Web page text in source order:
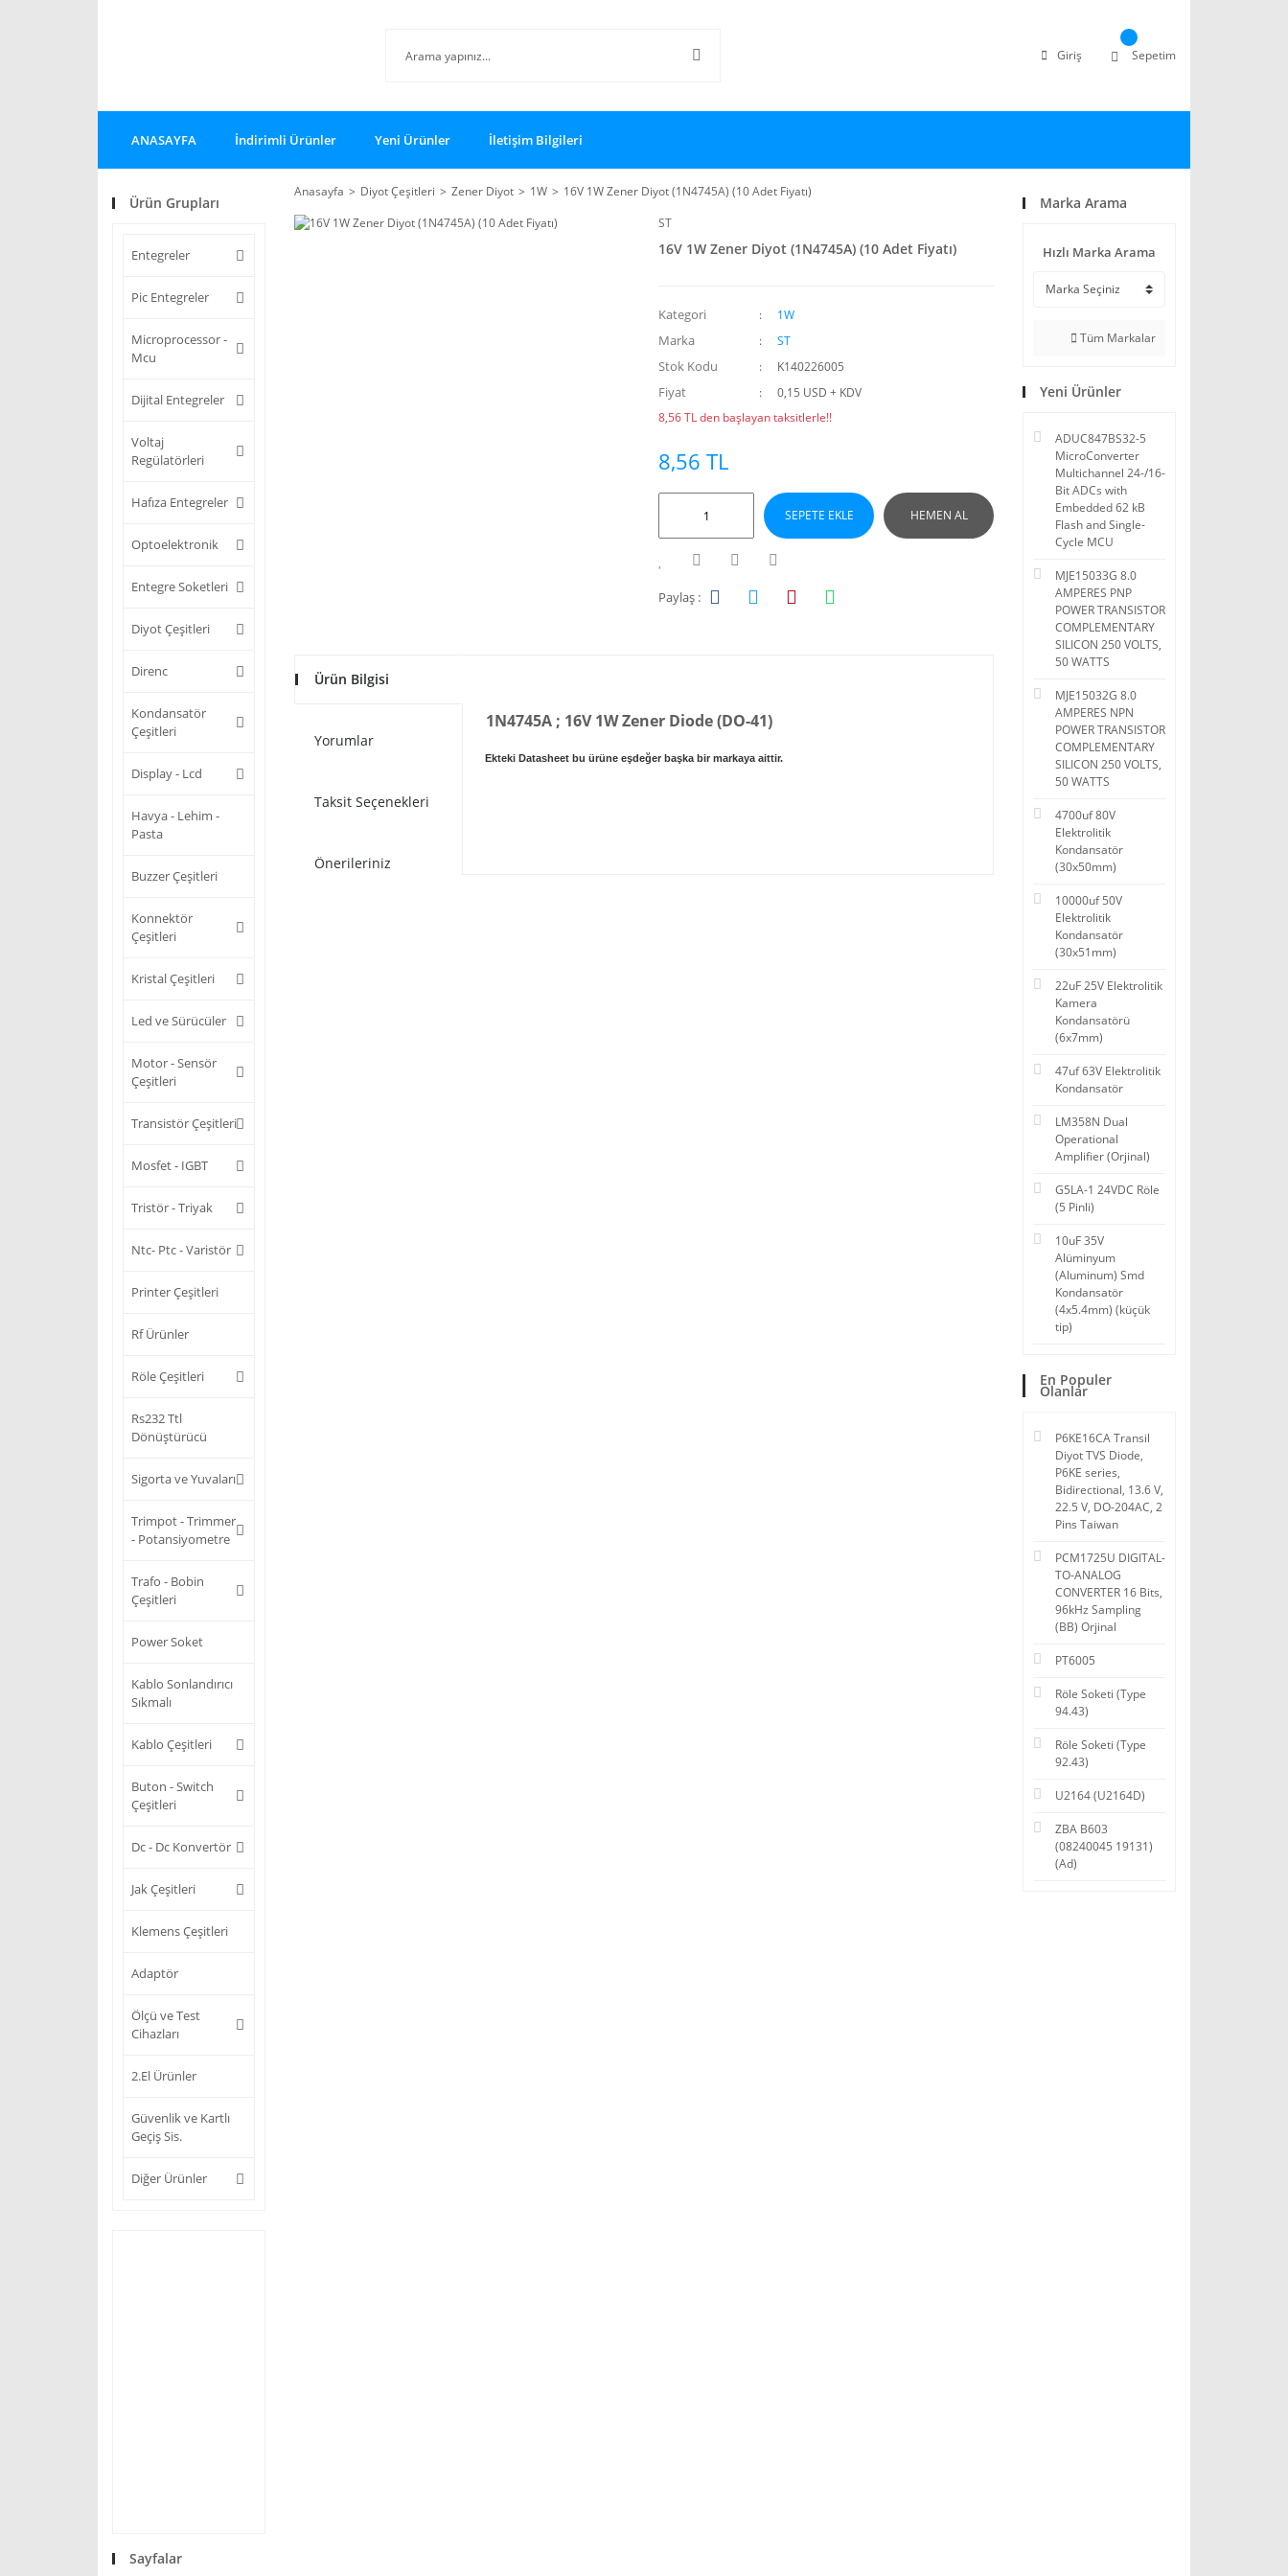
Giriş Sepetim
ANASAYFA İndirimli Ürünler Yeni Ürünler İletişim Bilgileri
Ürün Grupları
Entegreler
Pic Entegreler
Microprocessor -
Mcu
Dijital Entegreler
Voltaj
Regülatörleri
Hafıza Entegreler
Optoelektronik
Entegre Soketleri
Diyot Çeşitleri
Direnc
Kondansatör
Çeşitleri
Display - Lcd
Havya - Lehim -
Pasta
Buzzer Çeşitleri
Konnektör
Çeşitleri
Kristal Çeşitleri
Led ve Sürücüler
Motor - Sensör
Çeşitleri
Transistör Çeşitleri
Mosfet - IGBT
Tristör - Triyak
Ntc- Ptc - Varistör
Printer Çeşitleri
Rf Ürünler
Röle Çeşitleri
Rs232 Ttl
Dönüştürücü
Sigorta ve Yuvaları
Trimpot - Trimmer
- Potansiyometre
Trafo - Bobin
Çeşitleri
Power Soket
Kablo Sonlandırıcı
Sıkmalı
Kablo Çeşitleri
Buton - Switch
Çeşitleri
Dc - Dc Konvertör
Jak Çeşitleri
Klemens Çeşitleri
Adaptör
Ölçü ve Test
Cihazları
2.El Ürünler
Güvenlik ve Kartlı
Geçiş Sis.
Diğer Ürünler
Sayfalar
Anasayfa Diyot Çeşitleri Zener Diyot 1W
16V 1W Zener Diyot (1N4745A) (10 Adet Fiyatı)
ST
16V 1W Zener Diyot (1N4745A) (10 Adet Fiyatı)
Kategori 1W
Marka ST
Stok Kodu K140226005
Fiyat
0,15 USD + KDV
8,56 TL den başlayan taksitlerle!!
8,56 TL
SEPETE EKLE HEMEN AL
Paylaş :
Ürün Bilgisi
Yorumlar
Taksit Seçenekleri
Önerileriniz
1N4745A ; 16V 1W Zener Diode (DO-41)
Ekteki Datasheet bu ürüne eşdeğer başka bir markaya aittir.
Marka Arama
Hızlı Marka Arama
Tüm Markalar
Yeni Ürünler
ADUC847BS32-5
MicroConverter
Multichannel 24-/16-
Bit ADCs with
Embedded 62 kB
Flash and Single-
Cycle MCU
MJE15033G 8.0
AMPERES PNP
POWER TRANSISTOR
COMPLEMENTARY
SILICON 250 VOLTS,
50 WATTS
MJE15032G 8.0
AMPERES NPN
POWER TRANSISTOR
COMPLEMENTARY
SILICON 250 VOLTS,
50 WATTS
4700uf 80V
Elektrolitik
Kondansatör
(30x50mm)
10000uf 50V
Elektrolitik
Kondansatör
(30x51mm)
22uF 25V Elektrolitik
Kamera
Kondansatörü
(6x7mm)
47uf 63V Elektrolitik
Kondansatör
LM358N Dual
Operational
Amplifier (Orjinal)
G5LA-1 24VDC Röle
(5 Pinli)
10uF 35V
Alüminyum
(Aluminum) Smd
Kondansatör
(4x5.4mm) (küçük
tip)
En Populer
Olanlar
P6KE16CA Transil
Diyot TVS Diode,
P6KE series,
Bidirectional, 13.6 V,
22.5 V, DO-204AC, 2
Pins Taiwan
PCM1725U DIGITAL-
TO-ANALOG
CONVERTER 16 Bits,
96kHz Sampling
(BB) Orjinal
PT6005
Röle Soketi (Type
94.43)
Röle Soketi (Type
92.43)
U2164 (U2164D)
ZBA B603
(08240045 19131)
(Ad)